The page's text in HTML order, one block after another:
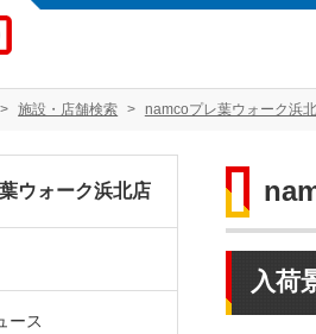
施設・店舗検索 namcoプレ葉ウォーク浜
入荷
ウォーク浜北店
ース